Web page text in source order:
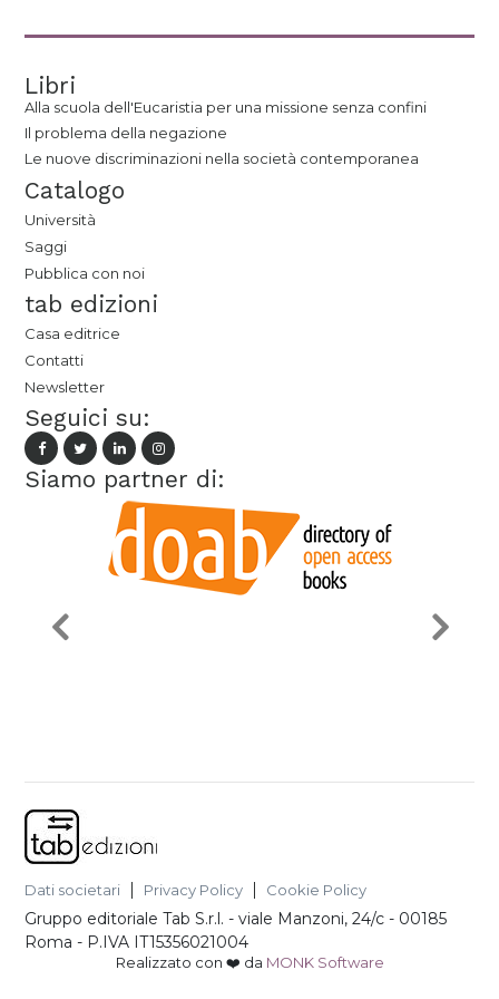
Libri
Alla scuola dell'Eucaristia per una missione senza confini
Il problema della negazione
Le nuove discriminazioni nella società contemporanea
Catalogo
Università
Saggi
Pubblica con noi
tab edizioni
Casa editrice
Contatti
Newsletter
Seguici su:
Siamo partner di:
Dati societari Privacy Policy Cookie Policy
Gruppo editoriale Tab S.r.l. -viale Manzoni, 24/c - 00185
Roma - P.IVA IT15356021004
Realizzato con ❤️ da MONK Software